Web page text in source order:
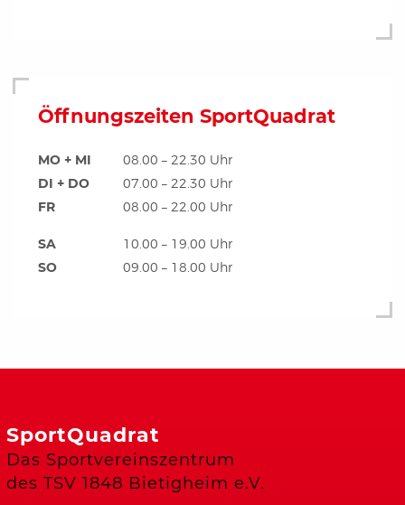
Öffnungszeiten SportQuadrat
MO + MI 08.00 – 22.30 Uhr
DI + DO 07.00 – 22.30 Uhr
FR 08.00 – 22.00 Uhr
SA 10.00 – 19.00 Uhr
SO 09.00 – 18.00 Uhr
SportQuadrat
Das Sportvereinszentrum
des TSV 1848 Bietigheim e.V.